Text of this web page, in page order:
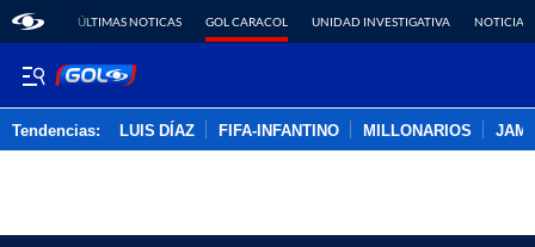
ÚLTIMAS NOTICAS GOL CARACOL UNIDAD INVESTIGATIVA NOTICIAS
Tendencias: LUIS DÍAZ FIFA-INFANTINO MILLONARIOS